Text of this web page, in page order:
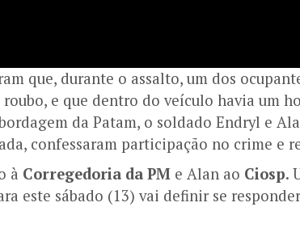
que, durante o assalto, um dos
e que dentro do veículo havia um
da Patam, o soldado Endryl e
confessaram participação no crime e
à Corregedoria da PM e Alan ao Ciosp.
este sábado (13) vai definir se